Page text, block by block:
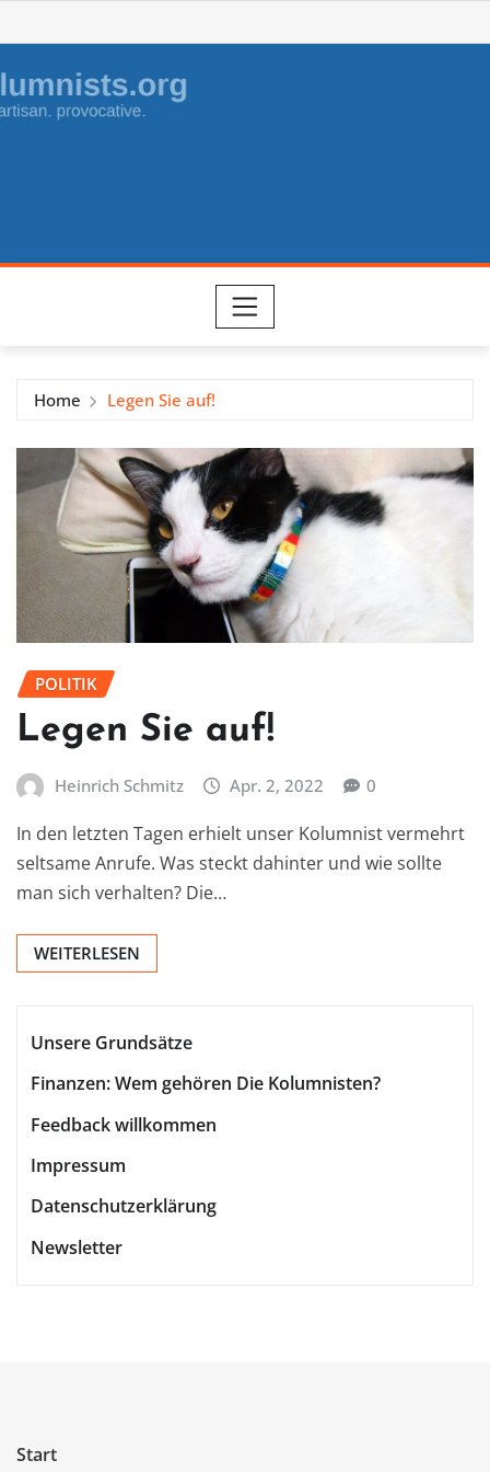
to
content
Home Legen Sie auf!
POLITIK
Legen Sie auf!
Heinrich Schmitz Apr. 2, 2022 0
In den letzten Tagen erhielt unser Kolumnist vermehrt
seltsame Anrufe. Was steckt dahinter und wie sollte
man sich verhalten? Die…
WEITERLESEN
Unsere Grundsätze
Finanzen: Wem gehören Die Kolumnisten?
Feedback willkommen
Impressum
Datenschutzerklärung
Newsletter
Start